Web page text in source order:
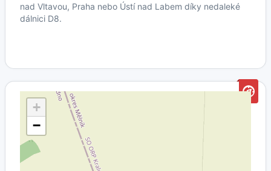
nad Vltavou, Praha nebo Ústí nad Labem díky nedaleké
dálnici D8.
+
−